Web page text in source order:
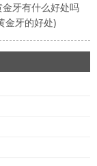
金牙有什么好处吗
金牙的好处)